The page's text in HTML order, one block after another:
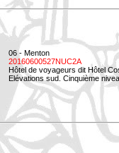
06 - Menton
20160600527NUC2A
Hôtel de voyageurs dit Hôtel
Elévations sud. Cinquième